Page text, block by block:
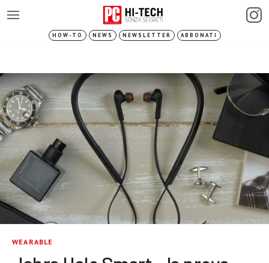
HOW-TO NEWS NEWSLETTER ABBONATI
WEARABLE